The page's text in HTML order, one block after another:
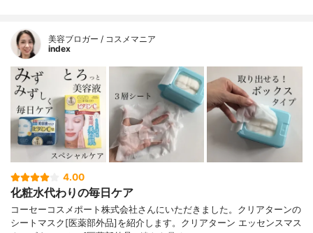
美容ブロガー / コスメマニア
index
4.00
化粧水代わりの毎日ケア
コーセーコスメポート株式会社さんにいただきました。クリアターンの
シートマスク[医薬部外品]を紹介します。クリアターン エッセンスマス